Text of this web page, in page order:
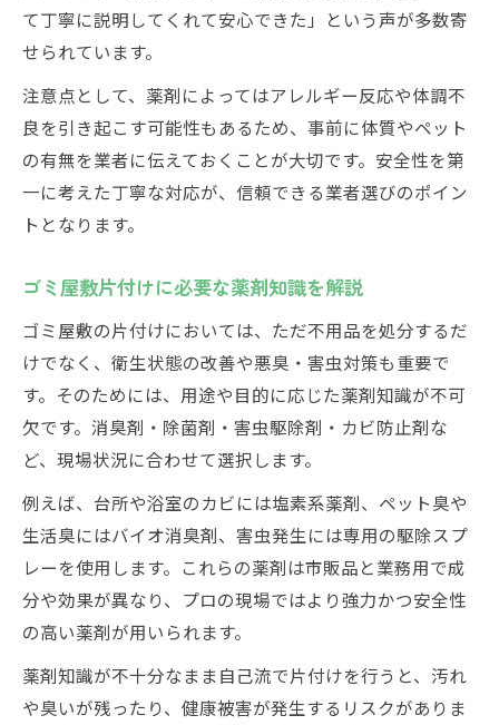
て丁寧に説明してくれて安心できた」という声が多数寄
せられています。
注意点として、薬剤によってはアレルギー反応や体調不
良を引き起こす可能性もあるため、事前に体質やペット
の有無を業者に伝えておくことが大切です。安全性を第
一に考えた丁寧な対応が、信頼できる業者選びのポイン
トとなります。
ゴミ屋敷片付けに必要な薬剤知識を解説
ゴミ屋敷の片付けにおいては、ただ不用品を処分するだ
けでなく、衛生状態の改善や悪臭・害虫対策も重要で
す。そのためには、用途や目的に応じた薬剤知識が不可
欠です。消臭剤・除菌剤・害虫駆除剤・カビ防止剤な
ど、現場状況に合わせて選択します。
例えば、台所や浴室のカビには塩素系薬剤、ペット臭や
生活臭にはバイオ消臭剤、害虫発生には専用の駆除スプ
レーを使用します。これらの薬剤は市販品と業務用で成
分や効果が異なり、プロの現場ではより強力かつ安全性
の高い薬剤が用いられます。
薬剤知識が不十分なまま自己流で片付けを行うと、汚れ
や臭いが残ったり、健康被害が発生するリスクがありま